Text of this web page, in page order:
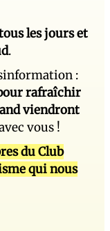
les jours et
.
:
rafraîchir
viendront
vous !
du Club
qui nous